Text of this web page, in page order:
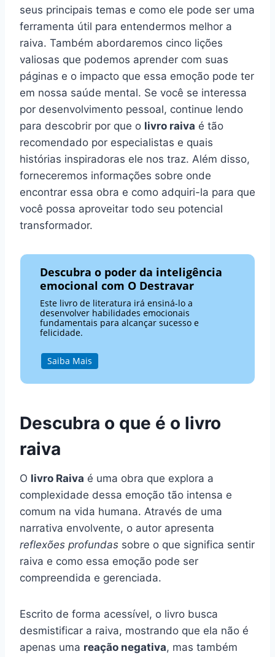
seus principais temas e como ele pode ser uma
ferramenta útil para entendermos melhor a
raiva. Também abordaremos cinco lições
valiosas que podemos aprender com suas
páginas e o impacto que essa emoção pode ter
em nossa saúde mental. Se você se interessa
por desenvolvimento pessoal, continue lendo
para descobrir por que o livro raiva é tão
recomendado por especialistas e quais
histórias inspiradoras ele nos traz. Além disso,
forneceremos informações sobre onde
encontrar essa obra e como adquiri-la para que
você possa aproveitar todo seu potencial
transformador.
Descubra o poder da inteligência
emocional com O Destravar
Este livro de literatura irá ensiná-lo a
desenvolver habilidades emocionais
fundamentais para alcançar sucesso e
felicidade.
Saiba Mais
Descubra o que é o livro
raiva
O livro Raiva é uma obra que explora a
complexidade dessa emoção tão intensa e
comum na vida humana. Através de uma
narrativa envolvente, o autor apresenta
reflexões profundas sobre o que significa sentir
raiva e como essa emoção pode ser
compreendida e gerenciada.
Escrito de forma acessível, o livro busca
desmistificar a raiva, mostrando que ela não é
apenas uma reação negativa, mas também